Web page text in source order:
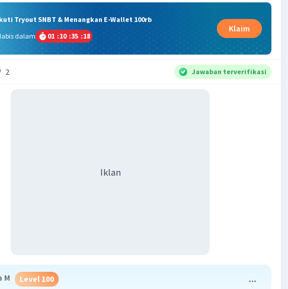
Tryout SNBT & Menangkan E-Wallet 100rb
dalam
01 :10 :35 :18
Klaim
2 Jawaban terverifikasi
Iklan
M Level 100